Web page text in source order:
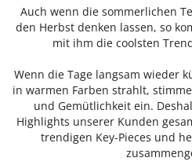
Oliver Heemeyer
PR International
Sabine Wiedenhofer
SKREIN*
Tudor
Auch wenn die sommerlichen
den Herbst denken lassen, so
mit ihm die coolsten
Wenn die Tage langsam wieder
in warmen Farben strahlt,
und Gemütlichkeit ein.
Highlights unserer Kunden
trendigen Key-Pieces und